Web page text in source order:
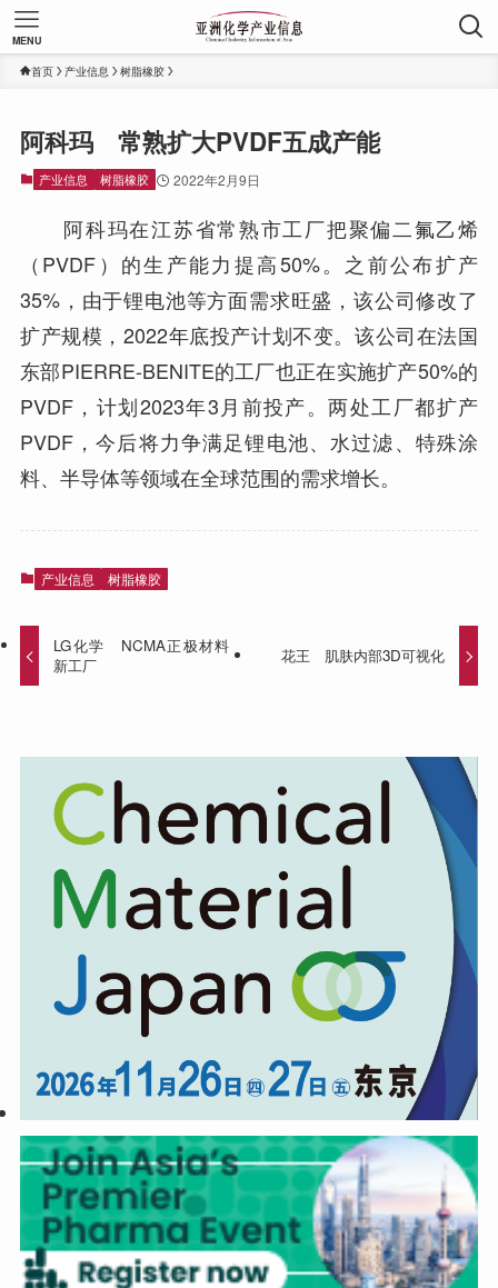
MENU
首页 产业信息 树脂橡胶
阿科玛 常熟扩大PVDF五成产能
产业信息 树脂橡胶 2022年2月9日
阿科玛在江苏省常熟市工厂把聚偏二氟乙烯
（PVDF）的生产能力提高50%。之前公布扩产
35%，由于锂电池等方面需求旺盛，该公司修改了
扩产规模，2022年底投产计划不变。该公司在法国
东部PIERRE-BENITE的工厂也正在实施扩产50%的
PVDF，计划2023年3月前投产。两处工厂都扩产
PVDF，今后将力争满足锂电池、水过滤、特殊涂
料、半导体等领域在全球范围的需求增长。
产业信息 树脂橡胶
LG化学 NCMA正极材料
新工厂
花王 肌肤内部3D可视化